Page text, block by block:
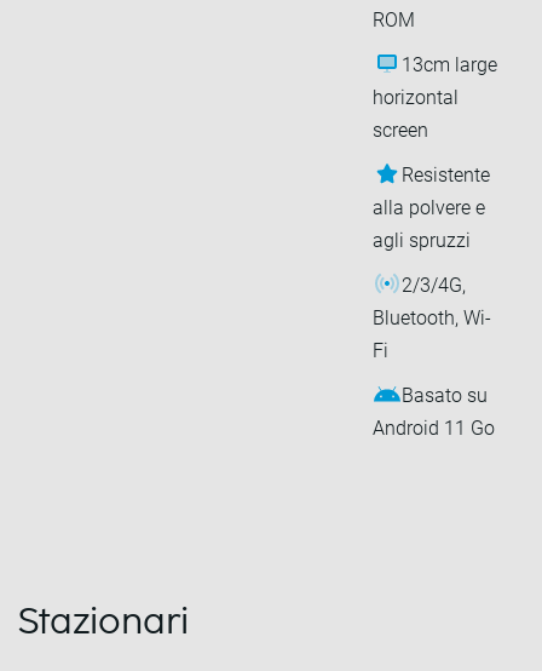
ROM
13cm large
horizontal
screen
Resistente
alla polvere e
agli spruzzi
2/3/4G,
Bluetooth, Wi-
Fi
Basato su
Android 11 Go
Stazionari